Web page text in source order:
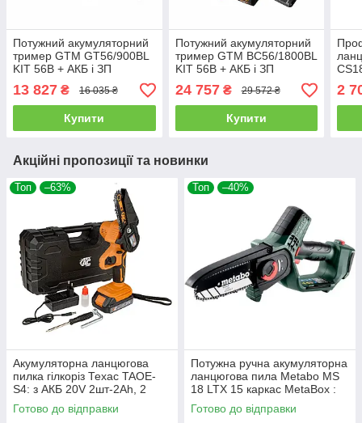
Потужний акумуляторний
тример GTM GT56/900BL
KIT 56В + АКБ і ЗП
(GT56/900BL_KIT)
13 827 ₴ 16 035 ₴
Купити
Потужний акумуляторний
тример GTM BC56/1800BL
KIT 56В + АКБ і ЗП
(BC56/1800BL_KIT)
24 757₴ 29 572 ₴
Купити
2
Акційні пропозиції та новинки
Топ –63%
Акумуляторна ланцюгова
пилка гілкоріз Техас TAOE-
S4: з АКБ 20V 2шт-2Ah, 2
шини і ланцюги по
100/150мм
Готово до відправки
Топ –40%
Потужна ручна акумуляторна
ланцюгова пила Metabo MS
18 LTX 15 каркас MetaBox :
без АКБ, шина 15 см
Готово до відправки